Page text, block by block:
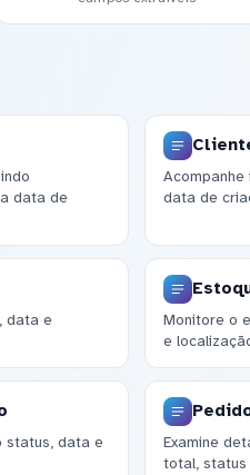
data de
data de
data e
Monitore o
e
status, data e
Examine
total, status